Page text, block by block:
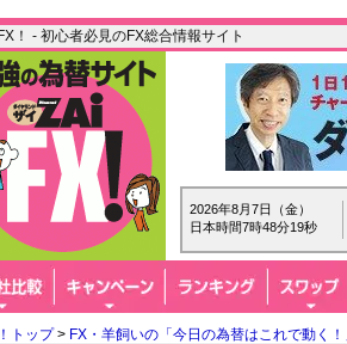
！ - 初心者必見のFX総合情報サイト
2026年8月7日（金）
日本時間7時48分20秒
トップ> FX・羊飼いの「今日の為替はこれで動く！